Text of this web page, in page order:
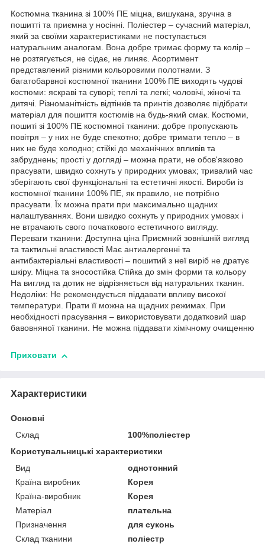
Костюмна тканина зі 100% ПЕ міцна, вишукана, зручна в
пошитті та приємна у носінні. Поліестер – сучасний матеріал,
який за своїми характеристиками не поступається
натуральним аналогам. Вона добре тримає форму та колір –
не розтягується, не сідає, не линяє. Асортимент
представлений різними кольоровими полотнами. З
багатобарвної костюмної тканини 100% ПЕ виходять чудові
костюми: яскраві та суворі; теплі та легкі; чоловічі, жіночі та
дитячі. Різноманітність відтінків та принтів дозволяє підібрати
матеріал для пошиття костюмів на будь-який смак. Костюми,
пошиті зі 100% ПЕ костюмної тканини: добре пропускають
повітря – у них не буде спекотно; добре тримати тепло – в
них не буде холодно; стійкі до механічних впливів та
забруднень; прості у догляді – можна прати, не обов'язково
прасувати, швидко сохнуть у природних умовах; тривалий час
зберігають свої функціональні та естетичні якості. Вироби із
костюмної тканини 100% ПЕ, як правило, не потрібно
прасувати. Їх можна прати при максимально щадних
налаштуваннях. Вони швидко сохнуть у природних умовах і
не втрачають свого початкового естетичного вигляду.
Переваги тканини: Доступна ціна Приємний зовнішній вигляд
та тактильні властивості Має антиалергенні та
антибактеріальні властивості – пошитий з неї виріб не дратує
шкіру. Міцна та зносостійка Стійка до змін форми та кольору
На вигляд та дотик не відрізняється від натуральних тканин.
Недоліки: Не рекомендується піддавати впливу високої
температури. Прати її можна на щадних режимах. При
необхідності прасування – використовувати додатковий шар
бавовняної тканини. Не можна піддавати хімічному очищенню
Приховати
Характеристики
Основні
Склад
100%поліестер
Користувальницькі характеристики
Вид
однотонний
Країна виробник
Корея
Країна-виробник
Корея
Матеріал
плательна
Призначення
для суконь
Склад тканини
поліестр